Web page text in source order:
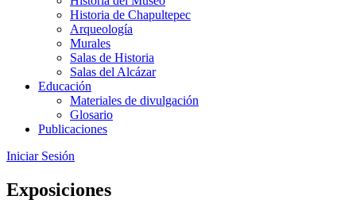
Historia de Chapultepec
Arqueología
Murales
Salas de Historia
Salas del Alcázar
Educación
Materiales de divulgación
Glosario
Publicaciones
Iniciar Sesión
Exposiciones